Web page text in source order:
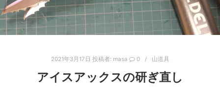
2021年3月17日 投稿者: masa 0 山道具
アイスアックスの研ぎ直し